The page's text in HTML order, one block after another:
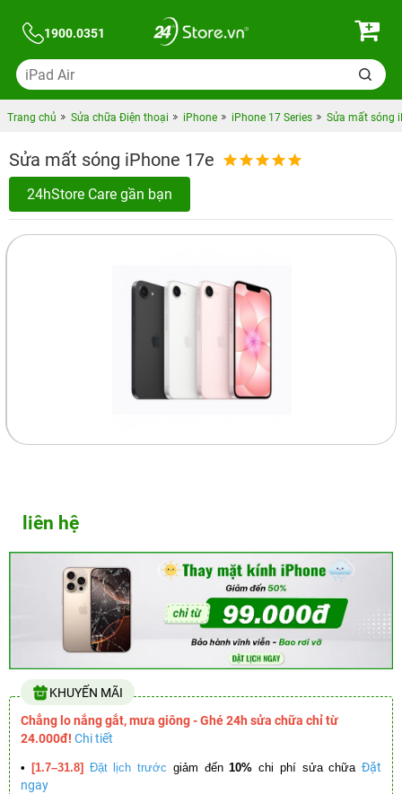
1900.0351
Trang chủ Sửa chữa Điện thoại iPhone iPhone 17 Series Sửa mất sóng
Sửa mất sóng iPhone 17e
24hStore Care gần bạn
liên hệ
KHUYẾN MÃI
Chẳng lo nắng gắt, mưa giông - Ghé 24h sửa chữa chỉ từ
24.000đ! Chi tiết
• [1.7–31.8] Đặt lịch trước giảm đến10% chi phí sửa chữa Đặt
ngay